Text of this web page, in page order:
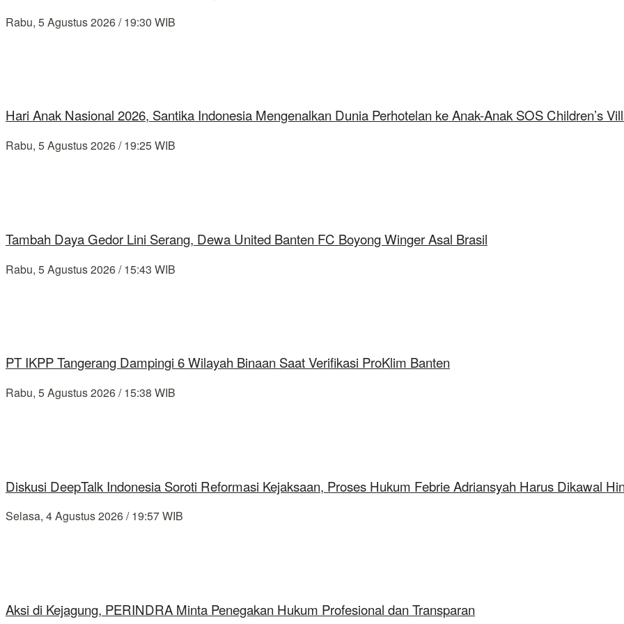
Rabu, 5 Agustus 2026 / 19:30 WIB
Hari Anak Nasional 2026, Santika Indonesia Mengenalkan Dunia Perhotelan ke Anak-Anak SOS Children’s
Rabu, 5 Agustus 2026 / 19:25 WIB
Tambah Daya Gedor Lini Serang, Dewa United Banten FC Boyong Winger Asal Brasil
Rabu, 5 Agustus 2026 / 15:43 WIB
PT IKPP Tangerang Dampingi 6 Wilayah Binaan Saat Verifikasi ProKlim Banten
Rabu, 5 Agustus 2026 / 15:38 WIB
Diskusi DeepTalk Indonesia Soroti Reformasi Kejaksaan, Proses Hukum Febrie Adriansyah Harus Dikawal
Selasa, 4 Agustus 2026 / 19:57 WIB
Aksi di Kejagung, PERINDRA Minta Penegakan Hukum Profesional dan Transparan